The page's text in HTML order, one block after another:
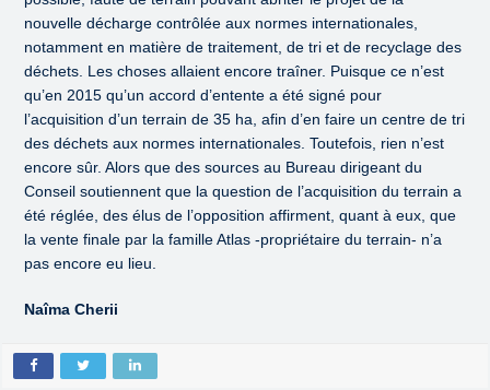
nouvelle décharge contrôlée aux normes internationales,
notamment en matière de traitement, de tri et de recyclage des
déchets. Les choses allaient encore traîner. Puisque ce n’est
qu’en 2015 qu’un accord d’entente a été signé pour
l’acquisition d’un terrain de 35 ha, afin d’en faire un centre de tri
des déchets aux normes internationales. Toutefois, rien n’est
encore sûr. Alors que des sources au Bureau dirigeant du
Conseil soutiennent que la question de l’acquisition du terrain a
été réglée, des élus de l’opposition affirment, quant à eux, que
la vente finale par la famille Atlas -propriétaire du terrain- n’a
pas encore eu lieu.
Naîma Cherii